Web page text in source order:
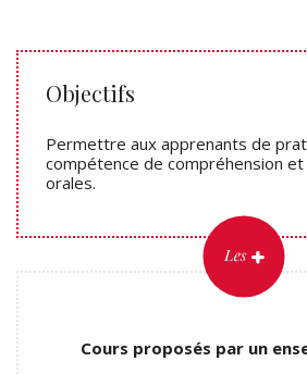
Objectifs
Permettre aux apprenants de
compétence de compréhension
orales.
Cours proposés par un